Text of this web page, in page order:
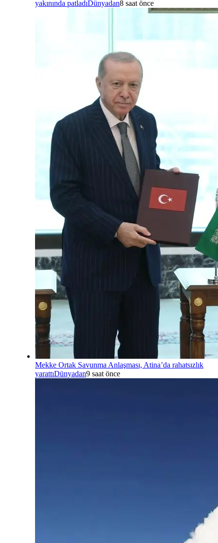
yakınında patladıDünyadan8 saat önce
Mekke Ortak Savunma Anlaşması, Atina’da rahatsızlık
yarattıDünyadan9 saat önce